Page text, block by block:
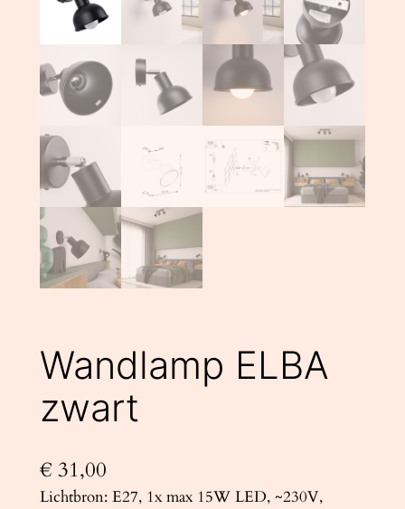
Wandlamp ELBA
zwart
€ 31,00
Lichtbron: E27, 1x max 15W LED, ~230V,